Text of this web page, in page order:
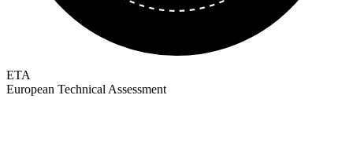
ETA
European Technical Assessment